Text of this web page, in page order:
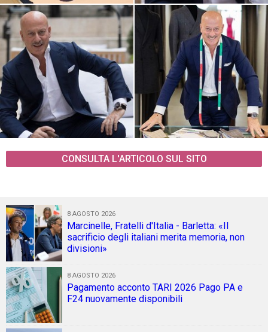
CONSULTA L'ARTICOLO SUL SITO
8 AGOSTO 2026
Marcinelle, Fratelli d'Italia - Barletta: «Il
sacrificio degli italiani merita memoria, non
divisioni»
8 AGOSTO 2026
Pagamento acconto TARI 2026 Pago PA e
F24 nuovamente disponibili